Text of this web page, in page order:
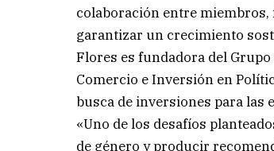
colaboración entre
garantizar un crecimiento
Flores es fundadora del
Comercio e Inversión en
busca de inversiones para las
«Uno de los desafíos
de género y producir